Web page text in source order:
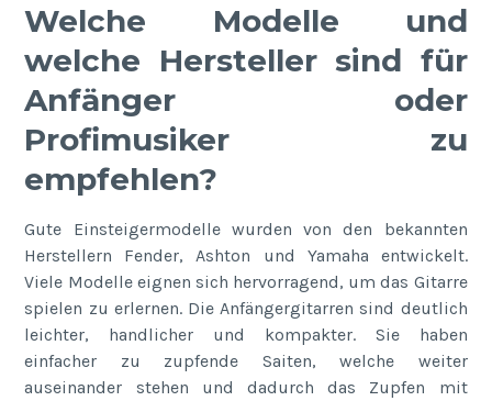
Welche Modelle und
welche Hersteller sind für
Anfänger oder
Profimusiker zu
empfehlen?
Gute Einsteigermodelle wurden von den bekannten
Herstellern Fender, Ashton und Yamaha entwickelt.
Viele Modelle eignen sich hervorragend, um das Gitarre
spielen zu erlernen. Die Anfängergitarren sind deutlich
leichter, handlicher und kompakter. Sie haben
einfacher zu zupfende Saiten, welche weiter
auseinander stehen und dadurch das Zupfen mit